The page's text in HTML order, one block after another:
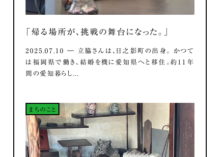
「帰る場所が、挑戦の舞台になった。」
2025.07.10 ― 立脇さんは、日之影町の出身。 かつて
は福岡県で働き、結婚を機に愛知県へと移住。約11年
間の愛知暮らし...
まちのこと